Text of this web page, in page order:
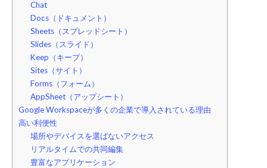
Chat
Docs（ドキュメント）
Sheets（スプレッドシート）
Slides（スライド）
Keep（キープ）
Sites（サイト）
Forms（フォーム）
AppSheet（アップシート）
Google Workspaceが多くの企業で導入されている理由
高い利便性
場所やデバイスを選ばないアクセス
リアルタイムでの共同編集
豊富なアプリケーション